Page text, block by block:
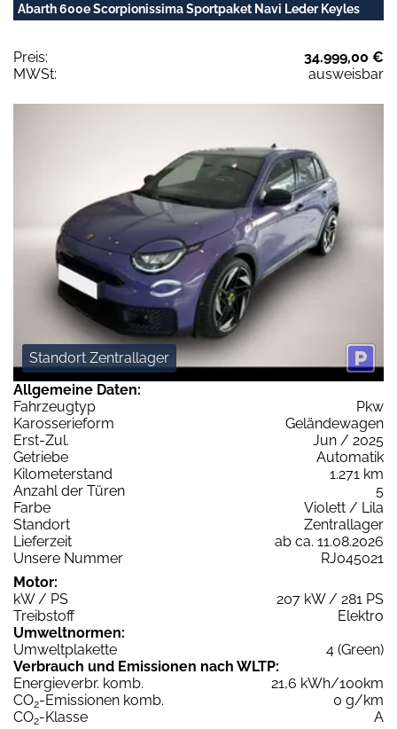
Abarth 600e Scorpionissima Sportpaket Navi Leder Keyles
Preis:
34.999,00 €
MWSt:
ausweisbar
Standort Zentrallager
Allgemeine Daten:
Fahrzeugtyp
Pkw
Karosserieform
Geländewagen
Erst-Zul.
Jun / 2025
Getriebe
Automatik
Kilometerstand
1.271 km
Anzahl der Türen
5
Farbe
Violett / Lila
Standort
Zentrallager
Lieferzeit
ab ca. 11.08.2026
Unsere Nummer
RJ045021
Motor:
kW / PS
207 kW / 281 PS
Treibstoff
Elektro
Umweltnormen:
Umweltplakette
4 (Green)
Verbrauch und Emissionen nach WLTP:
Energieverbr. komb.
21,6 kWh/100km
CO2-Emissionen komb.
0 g/km
CO2-Klasse
A